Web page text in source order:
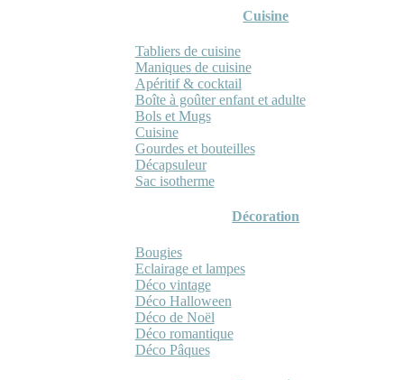
Cuisine
Tabliers de cuisine
Maniques de cuisine
Apéritif & cocktail
Boîte à goûter enfant et adulte
Bols et Mugs
Cuisine
Gourdes et bouteilles
Décapsuleur
Sac isotherme
Décoration
Bougies
Eclairage et lampes
Déco vintage
Déco Halloween
Déco de Noël
Déco romantique
Déco Pâques